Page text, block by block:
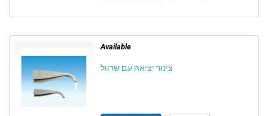
Available
צינור יציאה עם שרוול